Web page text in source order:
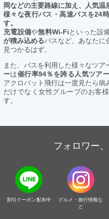
岡などの主要路線に加え、人気
様々な夜行バス・高速バスを24
す。
充電設備や無料Wi-Fiといった設
が積み込めるバスなど、あなたに
見つかるはず。
また、バスを利用した様々なツア
ーは催行率94％を誇る人気ツア
アクロバット飛行は一度見たら
だけでなく女性グループのお客
す。
フォロワー
割引クーポン配布中
グルメ・旅行情報な
ど